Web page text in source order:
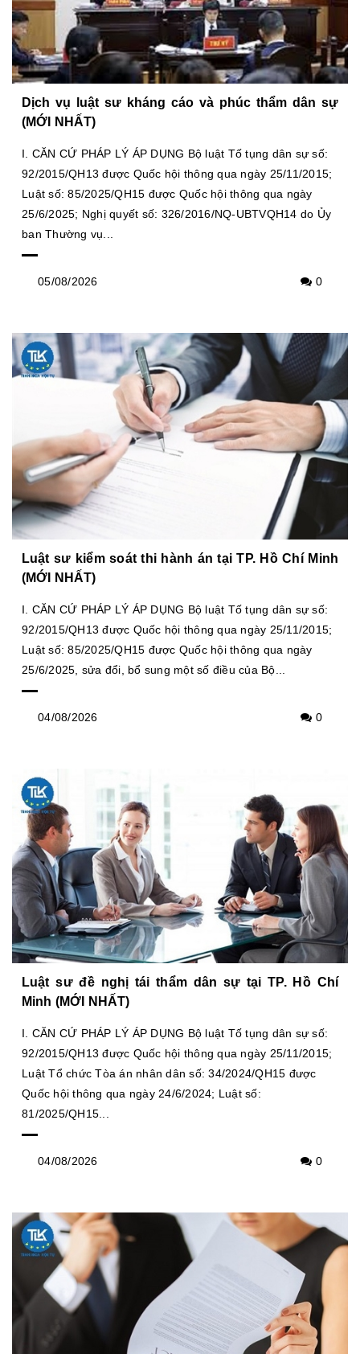
Dịch vụ luật sư kháng cáo và phúc thẩm dân sự
(MỚI NHẤT)
I. CĂN CỨ PHÁP LÝ ÁP DỤNG Bộ luật Tố tụng dân sự số:
92/2015/QH13 được Quốc hội thông qua ngày 25/11/2015;
Luật số: 85/2025/QH15 được Quốc hội thông qua ngày
25/6/2025; Nghị quyết số: 326/2016/NQ-UBTVQH14 do Ủy
ban Thường vụ...
05/08/2026 0
Luật sư kiểm soát thi hành án tại TP. Hồ Chí Minh
(MỚI NHẤT)
I. CĂN CỨ PHÁP LÝ ÁP DỤNG Bộ luật Tố tụng dân sự số:
92/2015/QH13 được Quốc hội thông qua ngày 25/11/2015;
Luật số: 85/2025/QH15 được Quốc hội thông qua ngày
25/6/2025, sửa đổi, bổ sung một số điều của Bộ...
04/08/2026 0
Luật sư đề nghị tái thẩm dân sự tại TP. Hồ Chí
Minh (MỚI NHẤT)
I. CĂN CỨ PHÁP LÝ ÁP DỤNG Bộ luật Tố tụng dân sự số:
92/2015/QH13 được Quốc hội thông qua ngày 25/11/2015;
Luật Tổ chức Tòa án nhân dân số: 34/2024/QH15 được
Quốc hội thông qua ngày 24/6/2024; Luật số:
81/2025/QH15...
04/08/2026 0